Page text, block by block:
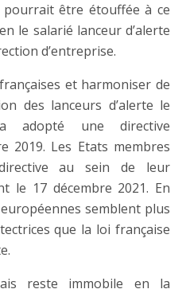
être étouffée à ce
le salarié lanceur d’alerte
d’entreprise.
et harmoniser de
des lanceurs d’alerte le
adopté une directive
2019. Les Etats membres
au sein de leur
le 17 décembre 2021. En
semblent plus
que la loi française
reste immobile en la